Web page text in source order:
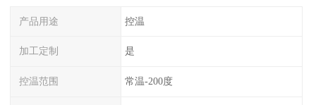
产品用途 控温
加工定制 是
控温范围 常温-200度